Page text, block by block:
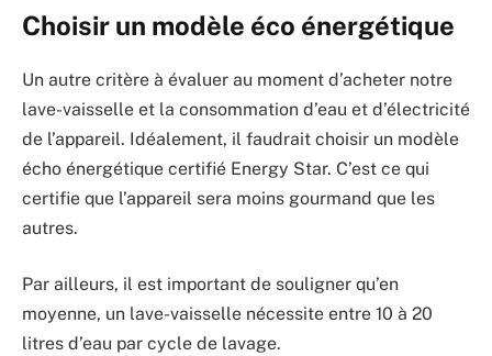
Choisir un modèle éco énergétique
Un autre critère à évaluer au moment d’acheter notre
lave-vaisselle et la consommation d’eau et d’électricité
de l’appareil. Idéalement, il faudrait choisir un modèle
écho énergétique certifié Energy Star. C’est ce qui
certifie que l’appareil sera moins gourmand que les
autres.
Par ailleurs, il est important de souligner qu’en
moyenne, un lave-vaisselle nécessite entre 10 à 20
litres d’eau par cycle de lavage.